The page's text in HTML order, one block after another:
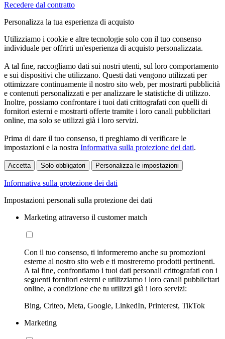
Recedere dal contratto
Personalizza la tua esperienza di acquisto
Utilizziamo i cookie e altre tecnologie solo con il tuo consenso
individuale per offrirti un'esperienza di acquisto personalizzata.
A tal fine, raccogliamo dati sui nostri utenti, sul loro comportamento
e sui dispositivi che utilizzano. Questi dati vengono utilizzati per
ottimizzare continuamente il nostro sito web, per mostrarti pubblicità
e contenuti personalizzati e per analizzare le statistiche di utilizzo.
Inoltre, possiamo confrontare i tuoi dati crittografati con quelli di
fornitori esterni e mostrarti offerte tramite i loro canali pubblicitari
online, ma solo se utilizzi già i loro servizi.
Prima di dare il tuo consenso, ti preghiamo di verificare le
impostazioni e la nostra Informativa sulla protezione dei dati.
Accetta Solo obbligatori Personalizza le impostazioni
Informativa sulla protezione dei dati
Impostazioni personali sulla protezione dei dati
Marketing attraverso il customer match
Con il tuo consenso, ti informeremo anche su promozioni
esterne al nostro sito web e ti mostreremo prodotti pertinenti.
A tal fine, confrontiamo i tuoi dati personali crittografati con i
seguenti fornitori esterni e utilizziamo i loro canali pubblicitari
online, a condizione che tu utilizzi già i loro servizi:
Bing, Criteo, Meta, Google, LinkedIn, Printerest, TikTok
Marketing